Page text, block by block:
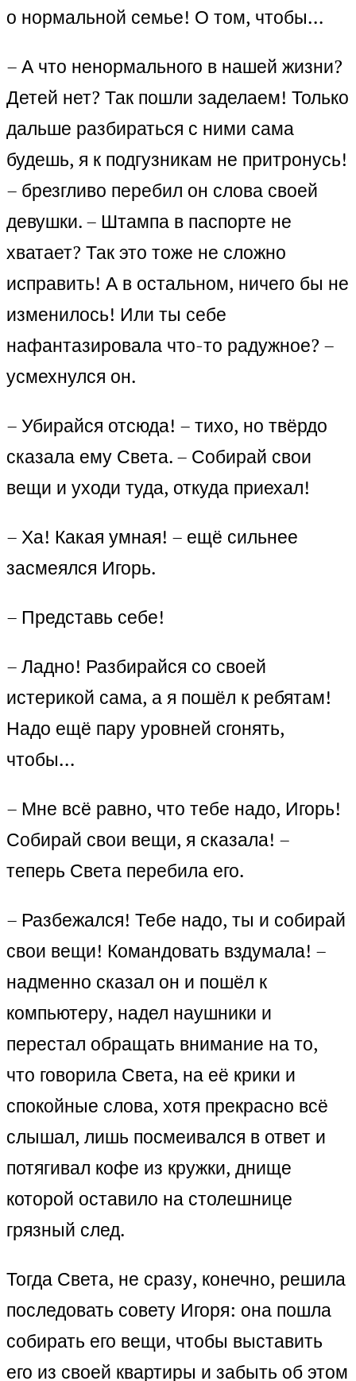
о нормальной семье! О том, чтобы…
– А что ненормального в нашей жизни?
Детей нет? Так пошли заделаем! Только
дальше разбираться с ними сама
будешь, я к подгузникам не притронусь!
– брезгливо перебил он слова своей
девушки. – Штампа в паспорте не
хватает? Так это тоже не сложно
исправить! А в остальном, ничего бы не
изменилось! Или ты себе
нафантазировала что-то радужное? –
усмехнулся он.
– Убирайся отсюда! – тихо, но твёрдо
сказала ему Света. – Собирай свои
вещи и уходи туда, откуда приехал!
– Ха! Какая умная! – ещё сильнее
засмеялся Игорь.
– Представь себе!
– Ладно! Разбирайся со своей
истерикой сама, а я пошёл к ребятам!
Надо ещё пару уровней сгонять,
чтобы…
– Мне всё равно, что тебе надо, Игорь!
Собирай свои вещи, я сказала! –
теперь Света перебила его.
– Разбежался! Тебе надо, ты и собирай
свои вещи! Командовать вздумала! –
надменно сказал он и пошёл к
компьютеру, надел наушники и
перестал обращать внимание на то,
что говорила Света, на её крики и
спокойные слова, хотя прекрасно всё
слышал, лишь посмеивался в ответ и
потягивал кофе из кружки, днище
которой оставило на столешнице
грязный след.
Тогда Света, не сразу, конечно, решила
последовать совету Игоря: она пошла
собирать его вещи, чтобы выставить
его из своей квартиры и забыть об этом